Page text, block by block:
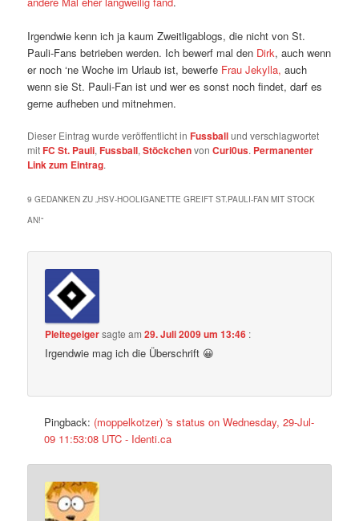
Irgendwie kenn ich ja kaum Zweitligablogs, die nicht von St.
Pauli-Fans betrieben werden. Ich bewerf mal den Dirk, auch wenn
er noch ‘ne Woche im Urlaub ist, bewerfe Frau Jekylla, auch
wenn sie St. Pauli-Fan ist und wer es sonst noch findet, darf es
gerne aufheben und mitnehmen.
Dieser Eintrag wurde veröffentlicht inFussballund verschlagwortet
mitFC St. Pauli,Fussball,StöckchenvonCuri0us. Permanenter
Link zum Eintrag.
9 GEDANKEN ZU „HSV-HOOLIGANETTE GREIFT ST.PAULI-FAN MIT STOCK
AN!“
Pleitegeigersagte am29. Juli 2009 um 13:46 :
Irgendwie mag ich die Überschrift 😀
Pingback: (moppelkotzer) 's status on Wednesday, 29-Jul-
09 11:53:08 UTC - Identi.ca